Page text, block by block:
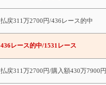
払戻311万2700円/436レース的中
436レース的中/1531レース
払戻311万2700円/購入額430万7900円